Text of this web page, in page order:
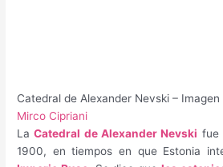
Catedral de Alexander Nevski – Imagen
Mirco Cipriani
LaCatedral de Alexander Nevski fue
1900, en tiempos en que Estonia